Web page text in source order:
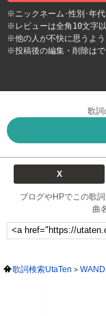
※ニックネーム･性別･年代
※レビューは全角10文字
※他の人が不快に思うよう
※投稿後の編集・削除はで
歌詞
X
ブログやHPでこの歌
曲
歌詞検索UtaTen